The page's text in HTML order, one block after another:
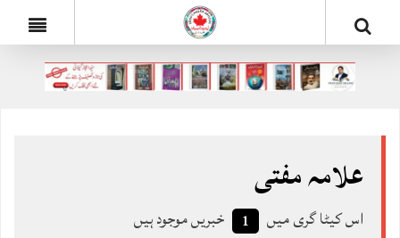
علامہ مفتی
اس کیٹا گری میں 1 خبریں موجود ہیں